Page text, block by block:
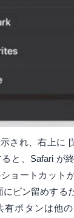
され、右上に
と、Safari が
ョートカット
にピン留めする
有ボタンは他